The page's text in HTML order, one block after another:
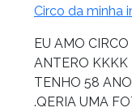
Circo da minha
EU AMO
ANTERO KKKK
TENHO 58
.QERIA UMA